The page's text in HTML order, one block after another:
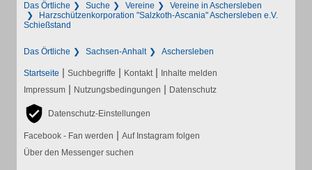
Das Örtliche Suche Vereine
Vereine in Aschersleben
Harzschützenkorporation "Salzkoth-Ascania" Aschersleben e.V.
Schießstand
Das Örtliche Sachsen-Anhalt Aschersleben
Startseite | Suchbegriffe | Kontakt | Inhalte melden
Impressum | Nutzungsbedingungen | Datenschutz
Datenschutz-Einstellungen
Facebook - Fan werden | Auf Instagram folgen
Über den Messenger suchen